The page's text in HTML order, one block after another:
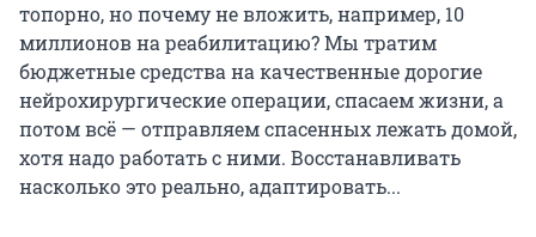
топорно, но почему не вложить, например, 10
миллионов на реабилитацию? Мы тратим
бюджетные средства на качественные дорогие
нейрохирургические операции, спасаем жизни, а
потом всё — отправляем спасенных лежать домой,
хотя надо работать с ними. Восстанавливать
насколько это реально, адаптировать...